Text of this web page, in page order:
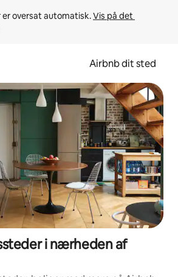
er oversat automatisk. Vis på det
Airbnb dit sted
i nærheden af